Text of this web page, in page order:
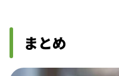
まとめ